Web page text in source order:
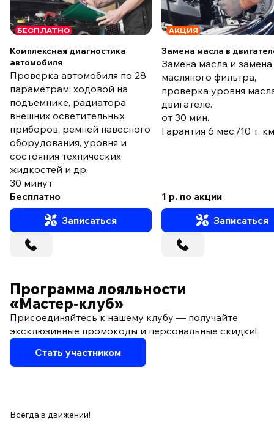
БЕСПЛАТНО
Комплексная диагностика
автомобиля
Проверка автомобиля по 28
параметрам: ходовой на
подъемнике, радиатора,
внешних осветительных
приборов, ремней навесного
оборудования, уровня и
состояния технических
жидкостей и др.
30 минут
Бесплатно
Записаться
АКЦИЯ
Замена масла в
Замена масла и замена
масляного фильтра,
проверка уровня
двигателе.
от 30 мин.
Гарантия 6 мес./10 т.
1 р. по акции
Записаться
Программа лояльности
«Мастер‑клуб»
Присоединяйтесь к нашему клубу — получайте
эксклюзивные промокоды и персональные скидки!
Стать участником
Всегда в движении!